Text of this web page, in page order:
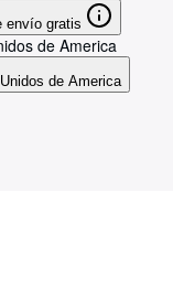
envío gratis
de America
de America